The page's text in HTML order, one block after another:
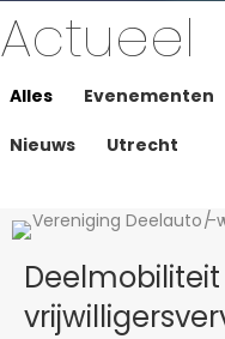
Actueel
Alles Evenementen
Nieuws Utrecht